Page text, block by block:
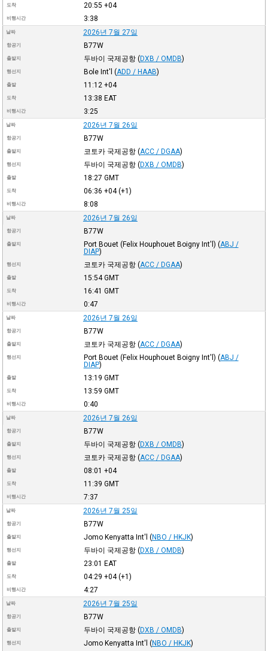
도착 20:55 +04
비행시간 3:38
날짜 2026년 7월 27일
항공기 B77W
출발지 두바이 국제공항 (DXB / OMDB)
행선지 Bole Int'l (ADD / HAAB)
출발 11:12 +04
도착 13:38 EAT
비행시간 3:25
날짜 2026년 7월 26일
항공기 B77W
출발지 코토카 국제공항 (ACC / DGAA)
행선지 두바이 국제공항 (DXB / OMDB)
출발 18:27 GMT
도착 06:36 +04(+1)
비행시간 8:08
날짜 2026년 7월 26일
항공기 B77W
출발지 Port Bouet (Felix Houphouet Boigny Int'l) (ABJ /
DIAP)
행선지 코토카 국제공항 (ACC / DGAA)
출발 15:54GMT
도착 16:41 GMT
비행시간 0:47
날짜 2026년 7월 26일
항공기 B77W
출발지 코토카 국제공항 (ACC / DGAA)
행선지 Port Bouet (Felix Houphouet Boigny Int'l) (ABJ /
DIAP)
출발 13:19 GMT
도착 13:59 GMT
비행시간 0:40
날짜 2026년 7월 26일
항공기 B77W
출발지 두바이 국제공항 (DXB / OMDB)
행선지 코토카 국제공항 (ACC / DGAA)
출발 08:01 +04
도착 11:39 GMT
비행시간 7:37
날짜 2026년 7월 25일
항공기 B77W
출발지 Jomo Kenyatta Int'l (NBO / HKJK)
행선지 두바이 국제공항 (DXB / OMDB)
출발 23:01 EAT
도착 04:29 +04(+1)
비행시간 4:27
날짜 2026년 7월 25일
항공기 B77W
출발지 두바이 국제공항 (DXB / OMDB)
행선지 Jomo Kenyatta Int'l (NBO / HKJK)